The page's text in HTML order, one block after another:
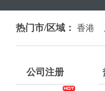
热门市/区域： 香港
公司注册